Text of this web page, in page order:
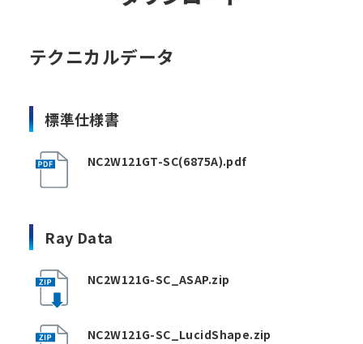
テクニカルデータ
標準仕様書
NC2W121GT-SC(6875A).pdf
Ray Data
NC2W121G-SC_ASAP.zip
NC2W121G-SC_LucidShape.zip